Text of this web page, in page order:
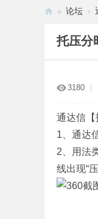
» 论坛 ›
托压分
3180
通达信【
1、通达
2、用法
线出现“